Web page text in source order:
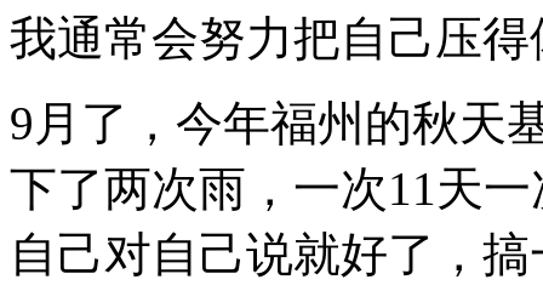
我通常会努力把自己压
9月了，今年福州的秋天
下了两次雨，一次11天
自己对自己说就好了，